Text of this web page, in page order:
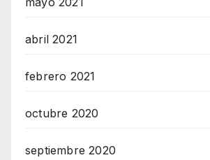
abril 2021
febrero 2021
octubre 2020
septiembre 2020